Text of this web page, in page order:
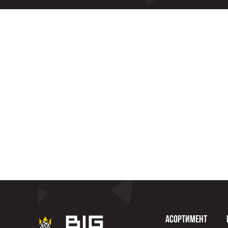
Асортимент